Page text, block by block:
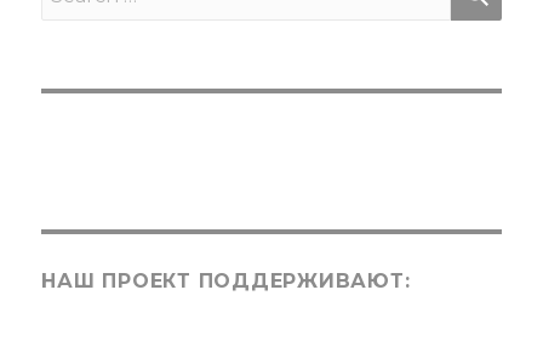
НАШ ПРОЕКТ ПОДДЕРЖИВАЮТ: